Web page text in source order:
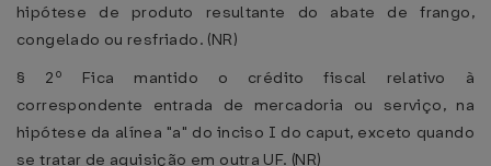
hipótese de produto resultante do abate de frango,
congelado ou resfriado. (NR)
§ 2º Fica mantido o crédito fiscal relativo à
correspondente entrada de mercadoria ou serviço, na
hipótese da alínea "a" do inciso I do caput, exceto quando
se tratar de aquisição em outra UF. (NR)